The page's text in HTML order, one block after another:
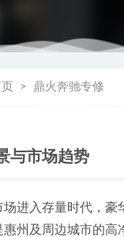
鼎火奔驰专修
与市场趋势
场进入存量时代，
州及周边城市的高